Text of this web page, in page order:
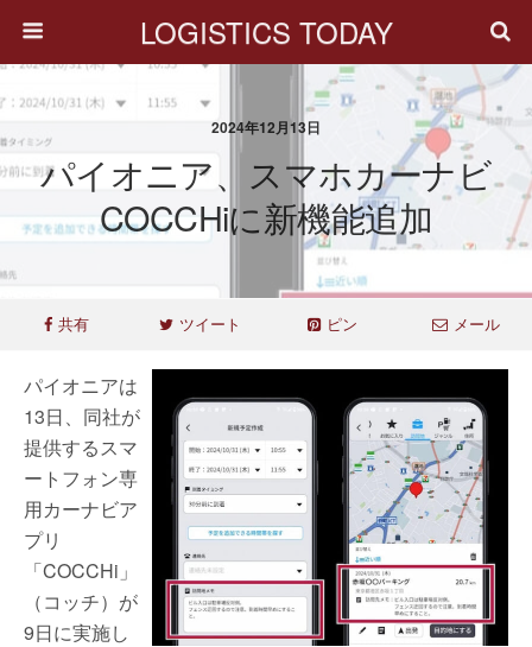
LOGISTICS TODAY
2024年12月13日
パイオニア、スマホカーナビ
COCCHiに新機能追加
共有 ツイート ピン メール
パイオニアは
13日、同社が
提供するスマ
ートフォン専
用カーナビア
プリ
「COCCHi」
（コッチ）が
9日に実施し